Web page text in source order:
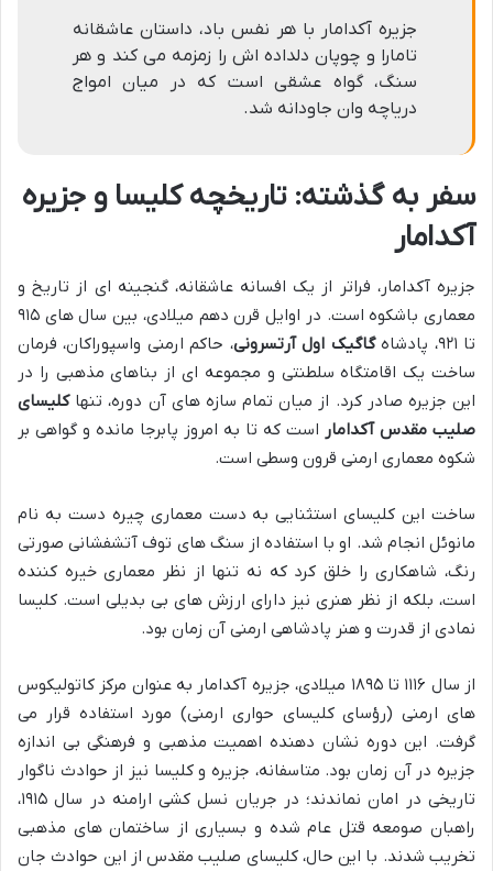
جزیره آکدامار با هر نفس باد، داستان عاشقانه
تامارا و چوپان دلداده اش را زمزمه می کند و هر
سنگ، گواه عشقی است که در میان امواج
دریاچه وان جاودانه شد.
سفر به گذشته: تاریخچه کلیسا و جزیره
آکدامار
جزیره آکدامار، فراتر از یک افسانه عاشقانه، گنجینه ای از تاریخ و
معماری باشکوه است. در اوایل قرن دهم میلادی، بین سال های ۹۱۵
تا ۹۲۱، پادشاه
گاگیک اول آرتسرونی، حاکم ارمنی واسپوراکان، فرمان
ساخت یک اقامتگاه سلطنتی و مجموعه ای از بناهای مذهبی را در
این جزیره صادر کرد. از میان تمام سازه های آن دوره، تنهاکلیسای
صلیب مقدس آکدامار است که تا به امروز پابرجا مانده و گواهی بر
شکوه معماری ارمنی قرون وسطی است.
ساخت این کلیسای استثنایی به دست معماری چیره دست به نام
مانوئل انجام شد. او با استفاده از سنگ های توف آتشفشانی صورتی
رنگ، شاهکاری را خلق کرد که نه تنها از نظر معماری خیره کننده
است، بلکه از نظر هنری نیز دارای ارزش های بی بدیلی است. کلیسا
نمادی از قدرت و هنر پادشاهی ارمنی آن زمان بود.
از سال ۱۱۱۶ تا ۱۸۹۵ میلادی، جزیره آکدامار به عنوان مرکز کاتولیکوس
های ارمنی (رؤسای کلیسای حواری ارمنی) مورد استفاده قرار می
گرفت. این دوره نشان دهنده اهمیت مذهبی و فرهنگی بی اندازه
جزیره در آن زمان بود. متاسفانه، جزیره و کلیسا نیز از حوادث ناگوار
تاریخی در امان نماندند؛ در جریان نسل کشی ارامنه در سال ۱۹۱۵،
راهبان صومعه قتل عام شده و بسیاری از ساختمان های مذهبی
تخریب شدند. با این حال، کلیسای صلیب مقدس از این حوادث جان